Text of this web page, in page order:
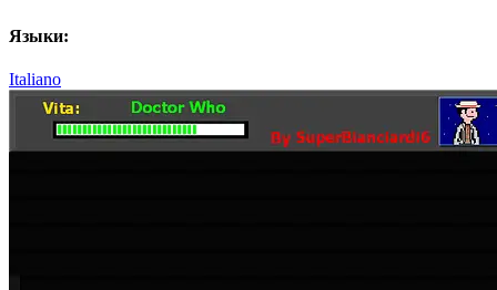
Языки:
Italiano